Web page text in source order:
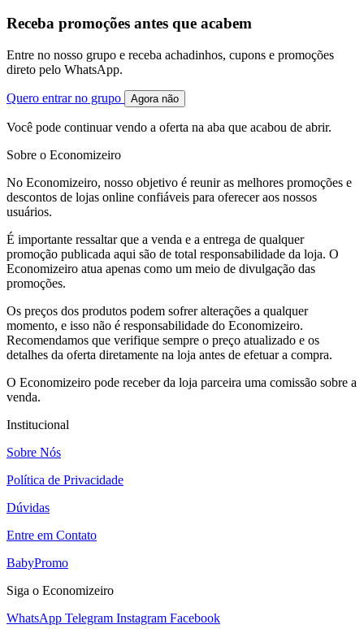
Receba promoções antes que acabem
Entre no nosso grupo e receba achadinhos, cupons e promoções
direto pelo WhatsApp.
Quero entrar no grupo Agora não
Você pode continuar vendo a oferta na aba que acabou de abrir.
Sobre o Economizeiro
No Economizeiro, nosso objetivo é reunir as melhores promoções e
descontos de lojas online confiáveis para oferecer aos nossos
usuários.
É importante ressaltar que a venda e a entrega de qualquer
promoção publicada aqui são de total responsabilidade da loja. O
Economizeiro atua apenas como um meio de divulgação das
promoções.
Os preços dos produtos podem sofrer alterações a qualquer
momento, e isso não é responsabilidade do Economizeiro.
Recomendamos que verifique sempre o preço atualizado e os
detalhes da oferta diretamente na loja antes de efetuar a compra.
O Economizeiro pode receber da loja parceira uma comissão sobre a
venda.
Institucional
Sobre Nós
Política de Privacidade
Dúvidas
Entre em Contato
BabyPromo
Siga o Economizeiro
WhatsApp Telegram Instagram Facebook